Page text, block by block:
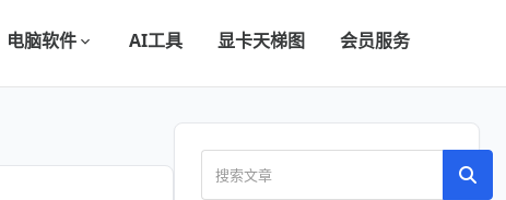
电脑软件 AI工具 显卡天梯图 会员服务